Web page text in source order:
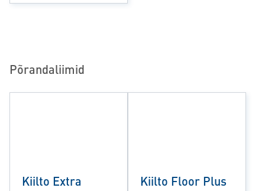
Põrandaliimid
Kiilto Extra Kiilto Floor Plus